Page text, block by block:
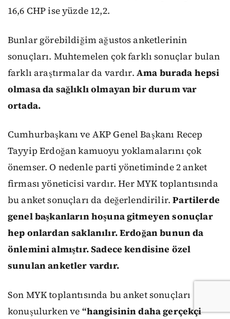
16,6 CHP ise yüzde 12,2.
Bunlar görebildiğim ağustos anketlerinin
sonuçları. Muhtemelen çok farklı sonuçlar bulan
farklı araştırmalar da vardır. Ama burada hepsi
olmasa da sağlıklı olmayan bir durum var
ortada.
Cumhurbaşkanı ve AKP Genel Başkanı Recep
Tayyip Erdoğan kamuoyu yoklamalarını çok
önemser. O nedenle parti yönetiminde 2 anket
firması yöneticisi vardır. Her MYK toplantısında
bu anket sonuçları da değerlendirilir.Partilerde
genel başkanların hoşuna gitmeyen sonuçlar
hep onlardan saklanılır. Erdoğan bunun da
önlemini almıştır. Sadece kendisine özel
sunulan anketler vardır.
Son MYK toplantısında bu anket sonuçları
konuşulurken ve “hangisinin daha gerçekçi